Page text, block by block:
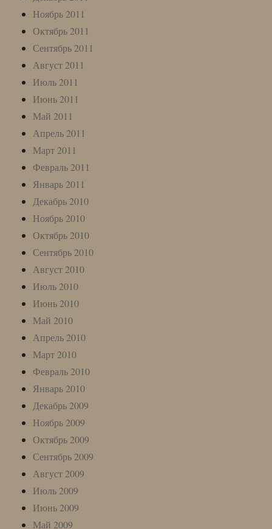
Ноябрь 2011
Октябрь 2011
Сентябрь 2011
Август 2011
Июль 2011
Июнь 2011
Май 2011
Апрель 2011
Март 2011
Февраль 2011
Январь 2011
Декабрь 2010
Ноябрь 2010
Октябрь 2010
Сентябрь 2010
Август 2010
Июль 2010
Июнь 2010
Май 2010
Апрель 2010
Март 2010
Февраль 2010
Январь 2010
Декабрь 2009
Ноябрь 2009
Октябрь 2009
Сентябрь 2009
Август 2009
Июль 2009
Июнь 2009
Май 2009